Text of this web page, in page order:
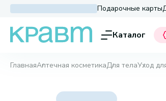
Подарочные карты
Каталог
ГлавнаяАптечная косметикаДля телаУход